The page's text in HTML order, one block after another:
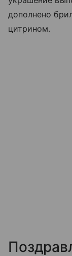
дополнено
цитрином.